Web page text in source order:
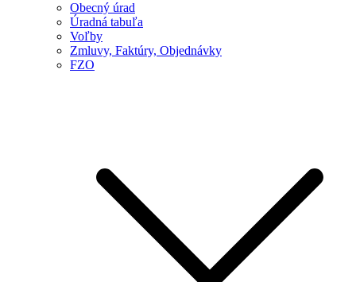
Obecný úrad
Úradná tabuľa
Voľby
Zmluvy, Faktúry, Objednávky
FZO